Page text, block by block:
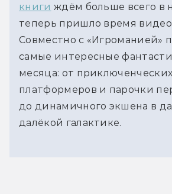
книги ждём больше всего в
теперь пришло время
Совместно с «Игроманией»
самые интересные
месяца: от приключенческих
платформеров и парочки
до динамичного экшена в
далёкой галактике.